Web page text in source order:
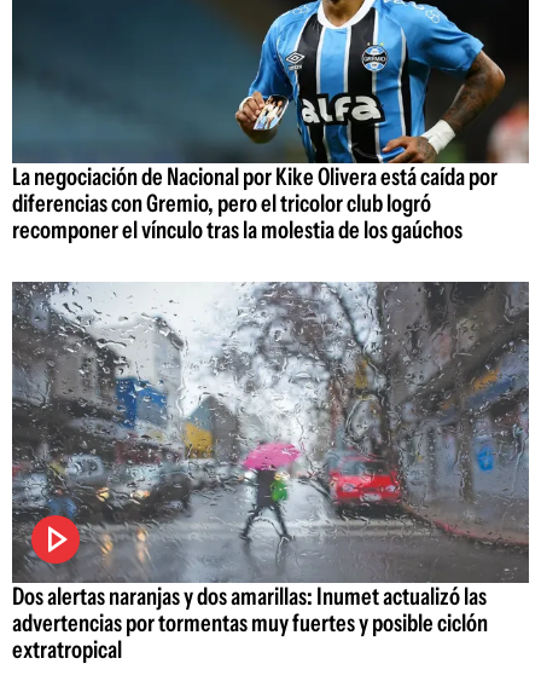
La negociación de Nacional por Kike Olivera está caída por
diferencias con Gremio, pero el tricolor club logró
recomponer el vínculo tras la molestia de los gaúchos
Dos alertas naranjas y dos amarillas: Inumet actualizó las
advertencias por tormentas muy fuertes y posible ciclón
extratropical